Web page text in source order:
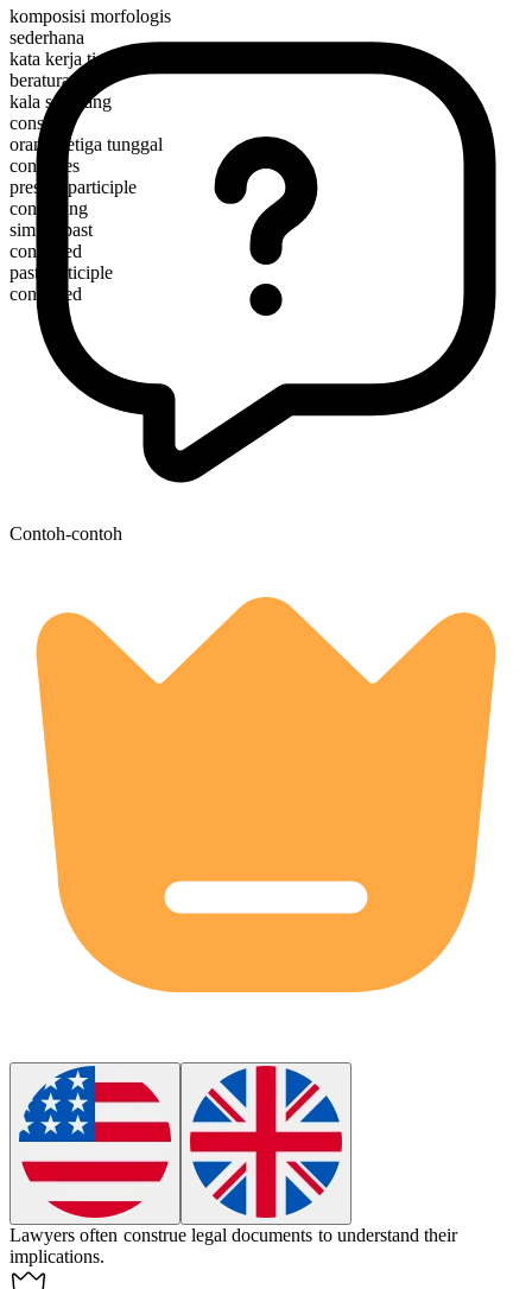
komposisi morfologis
sederhana
kata kerja tindakan
beraturan
kala sekarang
construe
orang ketiga tunggal
construes
present participle
construing
simple past
construed
past participle
construed
Contoh-contoh
Lawyers often construe legal documents to understand their
implications.